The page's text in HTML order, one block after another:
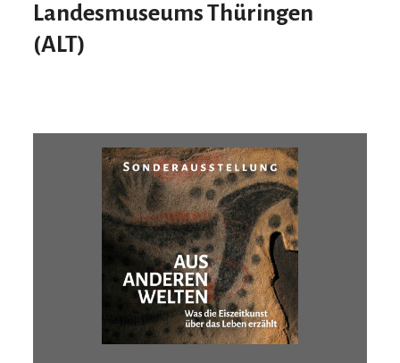
LandesmuseumsThüringen
(ALT)